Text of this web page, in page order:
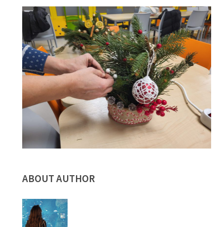
ABOUT AUTHOR